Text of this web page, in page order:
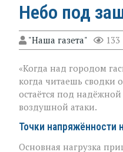
Небо под
"Наша газета" 133
«Когда над городом
когда читаешь сводки
остаётся под
воздушной атаки.
Точки напряжённости
Основная нагрузка